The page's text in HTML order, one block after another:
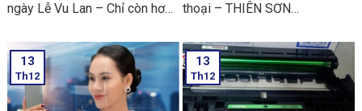
ngày Lễ Vu Lan – Chỉ còn hơn
ngày Vu Lan báo hiếu rồi.
THIÊN SƠN COMPUTER chia
sẻ với bạn về những việc nên
và không nên làm ngày Lễ Vu
thoại – THIÊN SƠN
khảo “các bước thực hiện cài
đặt sinh trắc học trên điện
thoại” nhé
13
Th12
13
Th12